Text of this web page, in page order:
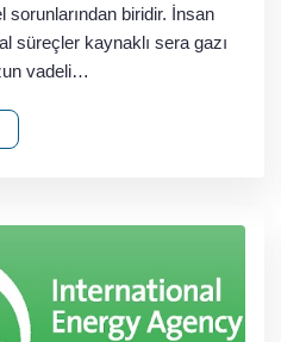
biridir. İnsan
süreçler kaynaklı sera gazı
vadeli…